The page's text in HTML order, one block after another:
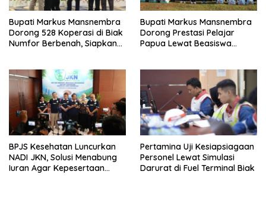
Bupati Markus Mansnembra
Dorong 528 Koperasi di Biak
Numfor Berbenah, Siapkan
Bupati Markus Mansnembra
Dorong Prestasi Pelajar
Papua Lewat Beasiswa
BPJS Kesehatan Luncurkan
NADI JKN, Solusi Menabung
Iuran Agar Kepesertaan
Pertamina Uji Kesiapsiagaan
Personel Lewat Simulasi
Darurat di Fuel Terminal Biak